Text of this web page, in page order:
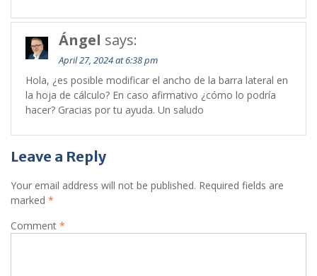
Ángel says:
April 27, 2024 at 6:38 pm
Hola, ¿es posible modificar el ancho de la barra lateral en
la hoja de cálculo? En caso afirmativo ¿cómo lo podría
hacer? Gracias por tu ayuda. Un saludo
Leave a Reply
Your email address will not be published. Required fields are
marked *
Comment *